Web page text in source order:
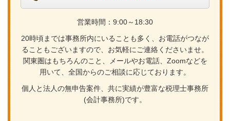
営業時間：9:00～18:30
20時頃までは事務所内にいることも多く、お電話がつなが
ることもございますので、お気軽にご連絡くださいませ。
関東圏はもちろんのこと、メールやお電話、Zoomなどを
用いて、全国からのご相談に応じております。
個人と法人の無申告案件、共に実績が豊富な税理士事務所
(会計事務所)です。